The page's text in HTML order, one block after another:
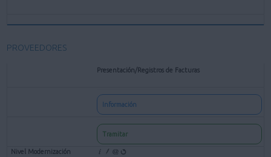
PROVEEDORES
Presentación/Registros de Facturas
Información
Tramitar